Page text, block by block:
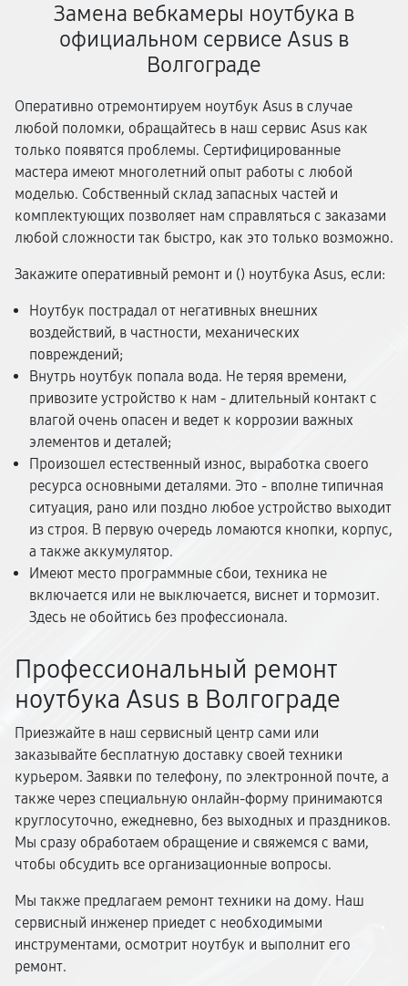
Замена вебкамеры ноутбука в
официальном сервисе Asus в
Волгограде
Оперативно отремонтируем ноутбук Asus в случае
любой поломки, обращайтесь в наш сервис Asus как
только появятся проблемы. Сертифицированные
мастера имеют многолетний опыт работы с любой
моделью. Собственный склад запасных частей и
комплектующих позволяет нам справляться с заказами
любой сложности так быстро, как это только возможно.
Закажите оперативный ремонт и () ноутбука Asus, если:
Ноутбук пострадал от негативных внешних
воздействий, в частности, механических
повреждений;
Внутрь ноутбук попала вода. Не теряя времени,
привозите устройство к нам - длительный контакт с
влагой очень опасен и ведет к коррозии важных
элементов и деталей;
Произошел естественный износ, выработка своего
ресурса основными деталями. Это - вполне типичная
ситуация, рано или поздно любое устройство выходит
из строя. В первую очередь ломаются кнопки, корпус,
а также аккумулятор.
Имеют место программные сбои, техника не
включается или не выключается, виснет и тормозит.
Здесь не обойтись без профессионала.
Профессиональный ремонт
ноутбука Asus в Волгограде
Приезжайте в наш сервисный центр сами или
заказывайте бесплатную доставку своей техники
курьером. Заявки по телефону, по электронной почте, а
также через специальную онлайн-форму принимаются
круглосуточно, ежедневно, без выходных и праздников.
Мы сразу обработаем обращение и свяжемся с вами,
чтобы обсудить все организационные вопросы.
Мы также предлагаем ремонт техники на дому. Наш
сервисный инженер приедет с необходимыми
инструментами, осмотрит ноутбук и выполнит его
ремонт.